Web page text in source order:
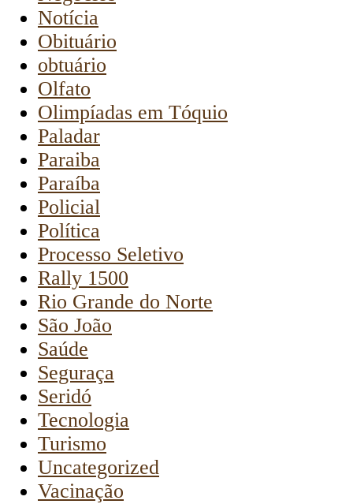
Notícia
Obituário
obtuário
Olfato
Olimpíadas em Tóquio
Paladar
Paraiba
Paraíba
Policial
Política
Processo Seletivo
Rally 1500
Rio Grande do Norte
São João
Saúde
Seguraça
Seridó
Tecnologia
Turismo
Uncategorized
Vacinação